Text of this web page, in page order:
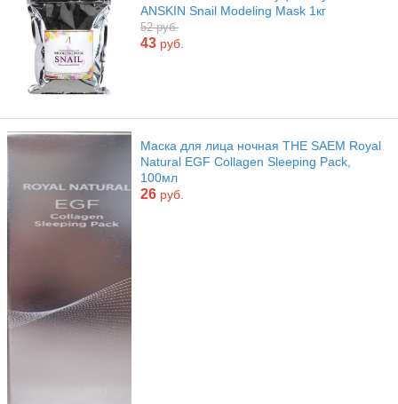
ANSKIN Snail Modeling Mask 1кг
52 руб.
43 руб.
Маска для лица ночная THE SAEM Royal
Natural EGF Collagen Sleeping Pack,
100мл
26 руб.